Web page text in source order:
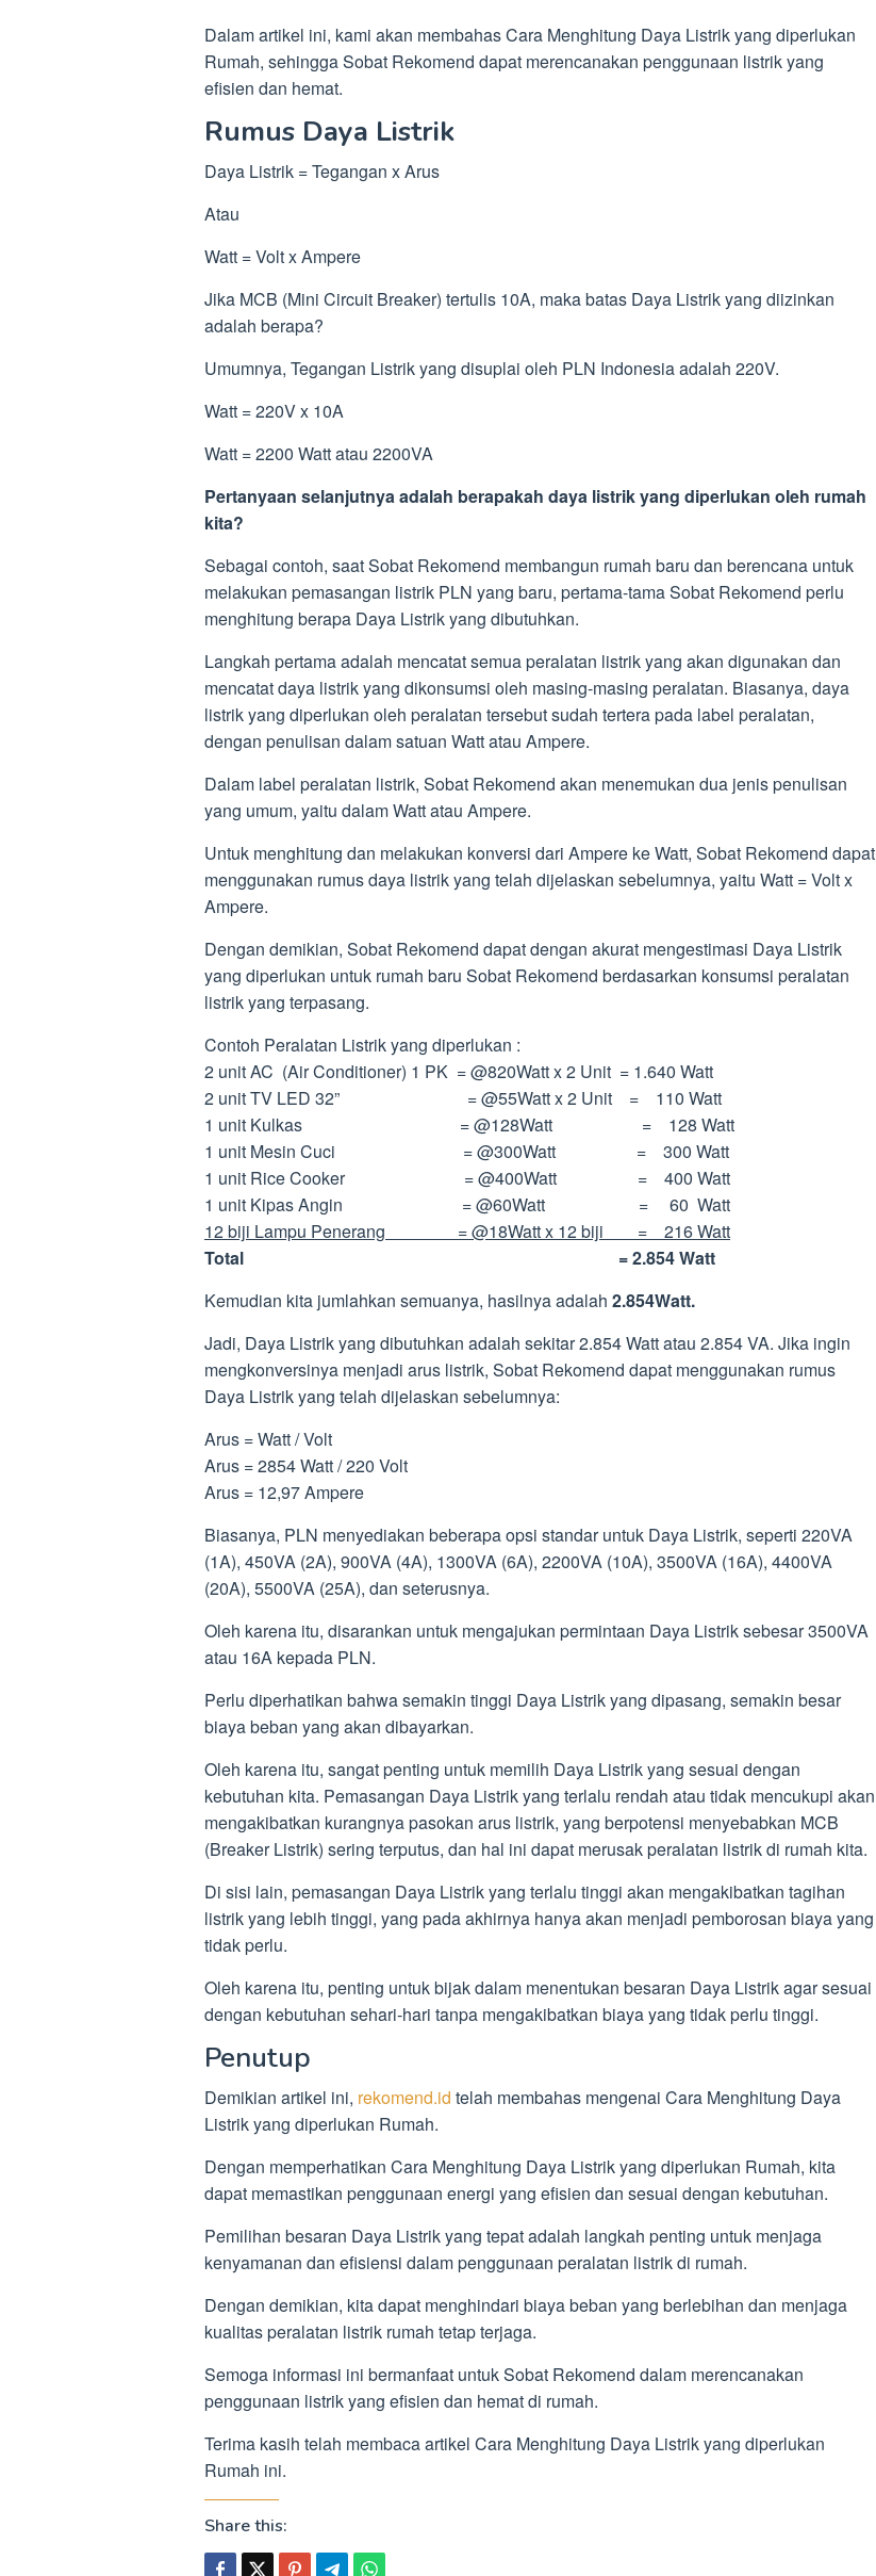
Dalam artikel ini, kami akan membahas Cara Menghitung Daya Listrik yang diperlukan
Rumah, sehingga Sobat Rekomend dapat merencanakan penggunaan listrik yang
efisien dan hemat.
Rumus Daya Listrik
Daya Listrik = Tegangan x Arus
Atau
Watt = Volt x Ampere
Jika MCB (Mini Circuit Breaker) tertulis 10A, maka batas Daya Listrik yang diizinkan
adalah berapa?
Umumnya, Tegangan Listrik yang disuplai oleh PLN Indonesia adalah 220V.
Watt = 220V x 10A
Watt = 2200 Watt atau 2200VA
Pertanyaan selanjutnya adalah berapakah daya listrik yang diperlukan oleh rumah
kita?
Sebagai contoh, saat Sobat Rekomend membangun rumah baru dan berencana untuk
melakukan pemasangan listrik PLN yang baru, pertama-tama Sobat Rekomend perlu
menghitung berapa Daya Listrik yang dibutuhkan.
Langkah pertama adalah mencatat semua peralatan listrik yang akan digunakan dan
mencatat daya listrik yang dikonsumsi oleh masing-masing peralatan. Biasanya, daya
listrik yang diperlukan oleh peralatan tersebut sudah tertera pada label peralatan,
dengan penulisan dalam satuan Watt atau Ampere.
Dalam label peralatan listrik, Sobat Rekomend akan menemukan dua jenis penulisan
yang umum, yaitu dalam Watt atau Ampere.
Untuk menghitung dan melakukan konversi dari Ampere ke Watt, Sobat Rekomend dapat
menggunakan rumus daya listrik yang telah dijelaskan sebelumnya, yaitu Watt = Volt x
Ampere.
Dengan demikian, Sobat Rekomend dapat dengan akurat mengestimasi Daya Listrik
yang diperlukan untuk rumah baru Sobat Rekomend berdasarkan konsumsi peralatan
listrik yang terpasang.
Contoh Peralatan Listrik yang diperlukan :
2 unit AC (Air Conditioner) 1 PK = @820Watt x 2 Unit = 1.640 Watt
2 unit TV LED 32” = @55Watt x 2 Unit = 110 Watt
1 unit Kulkas = @128Watt = 128 Watt
1 unit Mesin Cuci = @300Watt = 300 Watt
1 unit Rice Cooker = @400Watt = 400 Watt
1 unit Kipas Angin = @60Watt = 60 Watt
12 biji Lampu Penerang = @18Watt x 12 biji = 216 Watt
Total = 2.854 Watt
Kemudian kita jumlahkan semuanya, hasilnya adalah 2.854Watt.
Jadi, Daya Listrik yang dibutuhkan adalah sekitar 2.854 Watt atau 2.854 VA. Jika ingin
mengkonversinya menjadi arus listrik, Sobat Rekomend dapat menggunakan rumus
Daya Listrik yang telah dijelaskan sebelumnya:
Arus = Watt / Volt
Arus = 2854 Watt / 220 Volt
Arus = 12,97 Ampere
Biasanya, PLN menyediakan beberapa opsi standar untuk Daya Listrik, seperti 220VA
(1A), 450VA (2A), 900VA (4A), 1300VA (6A), 2200VA (10A), 3500VA (16A), 4400VA
(20A), 5500VA (25A), dan seterusnya.
Oleh karena itu, disarankan untuk mengajukan permintaan Daya Listrik sebesar 3500VA
atau 16A kepada PLN.
Perlu diperhatikan bahwa semakin tinggi Daya Listrik yang dipasang, semakin besar
biaya beban yang akan dibayarkan.
Oleh karena itu, sangat penting untuk memilih Daya Listrik yang sesuai dengan
kebutuhan kita. Pemasangan Daya Listrik yang terlalu rendah atau tidak mencukupi akan
mengakibatkan kurangnya pasokan arus listrik, yang berpotensi menyebabkan MCB
(Breaker Listrik) sering terputus, dan hal ini dapat merusak peralatan listrik di rumah kita.
Di sisi lain, pemasangan Daya Listrik yang terlalu tinggi akan mengakibatkan tagihan
listrik yang lebih tinggi, yang pada akhirnya hanya akan menjadi pemborosan biaya yang
tidak perlu.
Oleh karena itu, penting untuk bijak dalam menentukan besaran Daya Listrik agar sesuai
dengan kebutuhan sehari-hari tanpa mengakibatkan biaya yang tidak perlu tinggi.
Penutup
Demikian artikel ini, rekomend.id telah membahas mengenai Cara Menghitung Daya
Listrik yang diperlukan Rumah.
Dengan memperhatikan Cara Menghitung Daya Listrik yang diperlukan Rumah, kita
dapat memastikan penggunaan energi yang efisien dan sesuai dengan kebutuhan.
Pemilihan besaran Daya Listrik yang tepat adalah langkah penting untuk menjaga
kenyamanan dan efisiensi dalam penggunaan peralatan listrik di rumah.
Dengan demikian, kita dapat menghindari biaya beban yang berlebihan dan menjaga
kualitas peralatan listrik rumah tetap terjaga.
Semoga informasi ini bermanfaat untuk Sobat Rekomend dalam merencanakan
penggunaan listrik yang efisien dan hemat di rumah.
Terima kasih telah membaca artikel Cara Menghitung Daya Listrik yang diperlukan
Rumah ini.
Share this: